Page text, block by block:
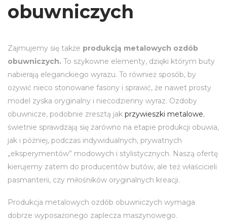
obuwniczych
Zajmujemy się także produkcją metalowych ozdób
obuwniczych. To szykowne elementy, dzięki którym buty
nabierają eleganckiego wyrazu. To również sposób, by
ożywić nieco stonowane fasony i sprawić, że nawet prosty
model zyska oryginalny i niecodzienny wyraz. Ozdoby
obuwnicze, podobnie zresztą jak przywieszki metalowe,
świetnie sprawdzają się zarówno na etapie produkcji obuwia,
jak i później, podczas indywidualnych, prywatnych
„eksperymentów” modowych i stylistycznych. Naszą ofertę
kierujemy zatem do producentów butów, ale też właścicieli
pasmanterii, czy miłośników oryginalnych kreacji.
Produkcja metalowych ozdób obuwniczych wymaga
dobrze wyposażonego zaplecza maszynowego.